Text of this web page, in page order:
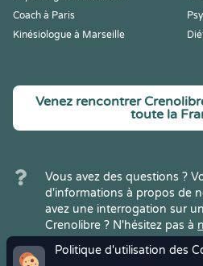
Politique d'utilisation des
Coach à Paris
Kinésiologue à Marseille
Venez rencontrer
toute la
Vous avez des questions ?
d'informations à propos de
avez une interrogation sur
Crenolibre ? N'hésitez pas à